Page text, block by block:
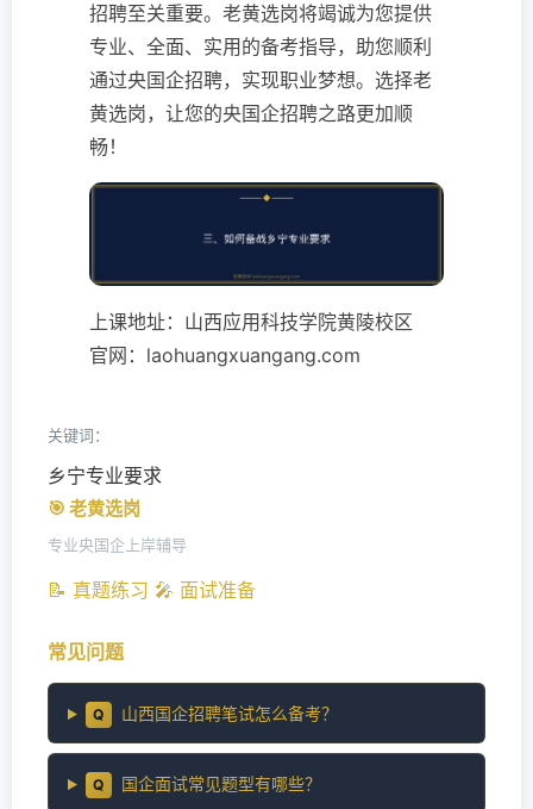
招聘至关重要。老黄选岗将竭诚为您提供
专业、全面、实用的备考指导，助您顺利
通过央国企招聘，实现职业梦想。选择老
黄选岗，让您的央国企招聘之路更加顺
畅！
上课地址：山西应用科技学院黄陵校区
官网：laohuangxuangang.com
关键词：
乡宁专业要求
🎯 老黄选岗
专业央国企上岸辅导
📝 真题练习 🎤 面试准备
常见问题
Q 山西国企招聘笔试怎么备考？
Q 国企面试常见题型有哪些？